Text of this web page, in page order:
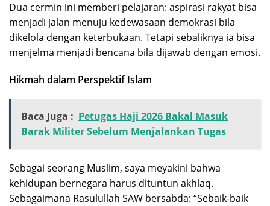
Dua cermin ini memberi pelajaran: aspirasi rakyat bisa
menjadi jalan menuju kedewasaan demokrasi bila
dikelola dengan keterbukaan. Tetapi sebaliknya ia bisa
menjelma menjadi bencana bila dijawab dengan emosi.
Hikmah dalam Perspektif Islam
Baca Juga : Petugas Haji 2026 Bakal Masuk
Barak Militer Sebelum Menjalankan Tugas
Sebagai seorang Muslim, saya meyakini bahwa
kehidupan bernegara harus dituntun akhlaq.
Sebagaimana Rasulullah SAW bersabda: “Sebaik-baik